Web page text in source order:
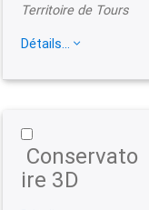
Territoire de Tours
Détails...
Conservato
ire 3D